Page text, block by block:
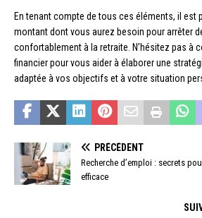
En tenant compte de tous ces éléments, il est
montant dont vous aurez besoin pour arrêter
confortablement à la retraite. N’hésitez pas à
financier pour vous aider à élaborer une
adaptée à vos objectifs et à votre situation
PRÉCÉDENT
Recherche d’emploi : secrets
efficace